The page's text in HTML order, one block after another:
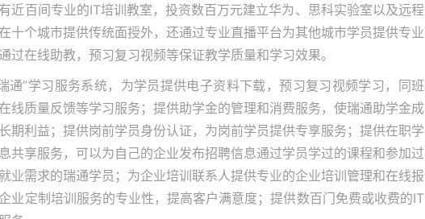
近百间专业的IT培训教室，投资数百万元建立华为、思科实验室以及远程
十个城市提供传统面授外，还通过专业直播平台为其他城市学员提供专业
过在线助教，预习复习视频等保证教学质量和学习效果。
通”学习服务系统，为学员提供电子资料下载，预习复习视频学习，同班
线质量反馈等学习服务；提供助学金的管理和消费服务，使瑞通助学金成
期利益；提供岗前学员身份认证，为岗前学员提供专享服务；提供在职学
共享服务，可以为自己的企业发布招聘信息通过学员学过的课程和参加过
业需求的瑞通学员；为企业培训联系人提供专业的企业培训管理和在线报
业定制培训服务的专业性，提高客户满意度；提供数百门免费或收费的IT